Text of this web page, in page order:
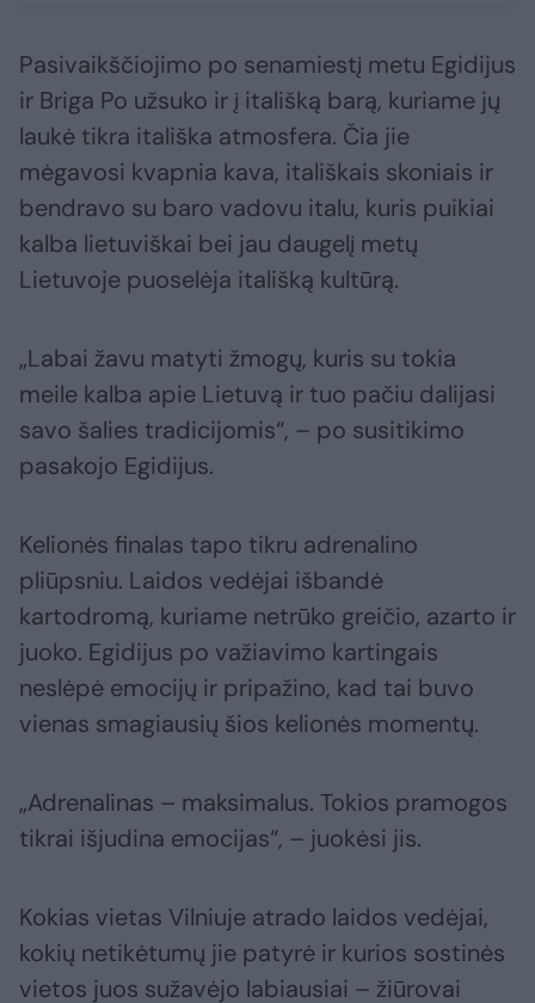
Pasivaikščiojimo po senamiestį metu Egidijus
ir Briga Po užsuko ir į itališką barą, kuriame jų
laukė tikra itališka atmosfera. Čia jie
mėgavosi kvapnia kava, itališkais skoniais ir
bendravo su baro vadovu italu, kuris puikiai
kalba lietuviškai bei jau daugelį metų
Lietuvoje puoselėja itališką kultūrą.
„Labai žavu matyti žmogų, kuris su tokia
meile kalba apie Lietuvą ir tuo pačiu dalijasi
savo šalies tradicijomis“, – po susitikimo
pasakojo Egidijus.
Kelionės finalas tapo tikru adrenalino
pliūpsniu. Laidos vedėjai išbandė
kartodromą, kuriame netrūko greičio, azarto ir
juoko. Egidijus po važiavimo kartingais
neslėpė emocijų ir pripažino, kad tai buvo
vienas smagiausių šios kelionės momentų.
„Adrenalinas – maksimalus. Tokios pramogos
tikrai išjudina emocijas“, – juokėsi jis.
Kokias vietas Vilniuje atrado laidos vedėjai,
kokių netikėtumų jie patyrė ir kurios sostinės
vietos juos sužavėjo labiausiai – žiūrovai